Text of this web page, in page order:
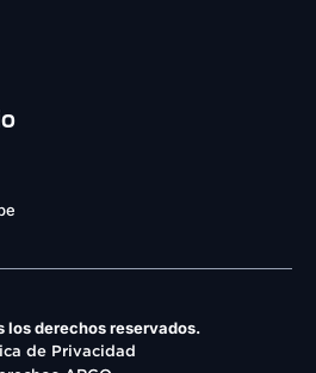
los derechos reservados.
de Privacidad